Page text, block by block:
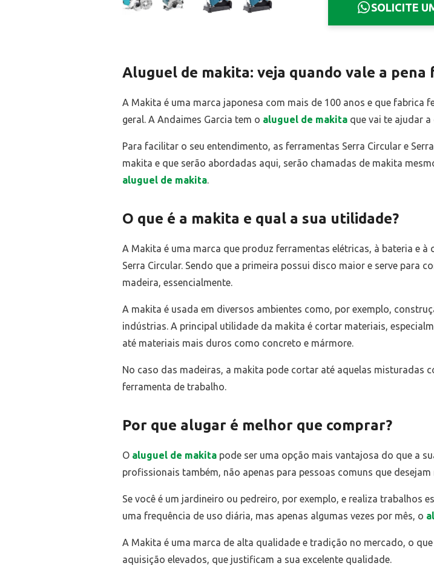
SOLICITE
Aluguel de makita: veja quando vale a pena
A Makita é uma marca japonesa com mais de 100 anos e que fabrica
geral. A Andaimes Garcia tem o aluguel de makitaque vai te ajudar a
Para facilitar o seu entendimento, as ferramentas Serra Circular e
makita e que serão abordadas aqui, serão chamadas de makita
aluguel de makita.
O que é a makita e qual a sua utilidade?
A Makita é uma marca que produz ferramentas elétricas, à bateria e
Serra Circular. Sendo que a primeira possui disco maior e serve para
madeira, essencialmente.
A makita é usada em diversos ambientes como, por exemplo,
indústrias. A principal utilidade da makita é cortar materiais,
até materiais mais duros como concreto e mármore.
No caso das madeiras, a makita pode cortar até aquelas misturadas
ferramenta de trabalho.
Por que alugar é melhor que comprar?
O aluguel de makitapode ser uma opção mais vantajosa do que a
profissionais também, não apenas para pessoas comuns que
Se você é um jardineiro ou pedreiro, por exemplo, e realiza trabalhos
uma frequência de uso diária, mas apenas algumas vezes por mês, o
A Makita é uma marca de alta qualidade e tradição no mercado, o
aquisição elevados, que justificam a sua excelente qualidade.